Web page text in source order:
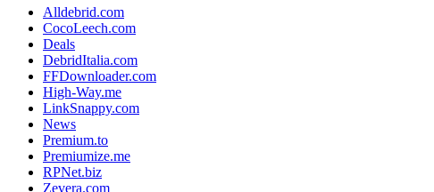
Alldebrid.com
CocoLeech.com
Deals
DebridItalia.com
FFDownloader.com
High-Way.me
LinkSnappy.com
News
Premium.to
Premiumize.me
RPNet.biz
Zevera.com